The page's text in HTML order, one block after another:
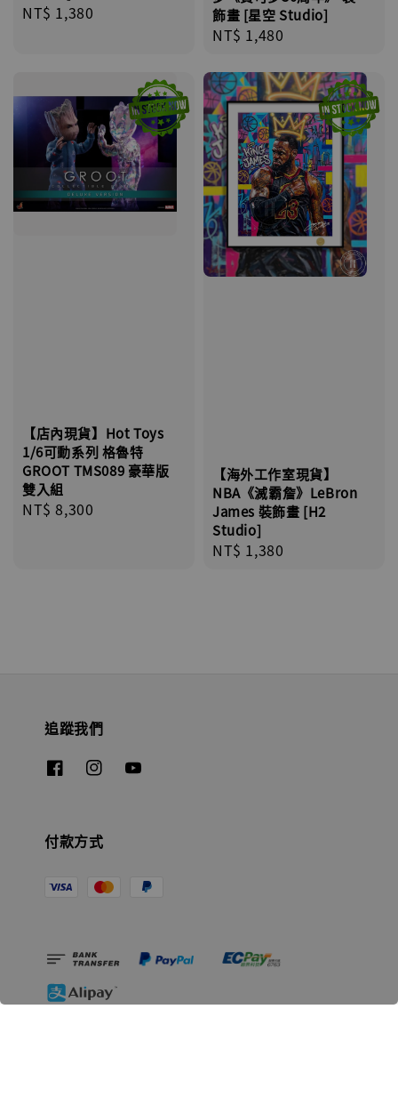
Regular
NT$ 1,380
飾畫 [星空 Studio]
Regular
NT$ 1,480
【店內現貨】Hot Toys
1/6可動系列 格魯特
GROOT TMS089 豪華版
雙入組
Regular
NT$ 8,300
【海外工作室現貨】
NBA《滅霸詹》LeBron
James 裝飾畫 [H2
Studio]
Regular
NT$ 1,380
追蹤我們
付款方式